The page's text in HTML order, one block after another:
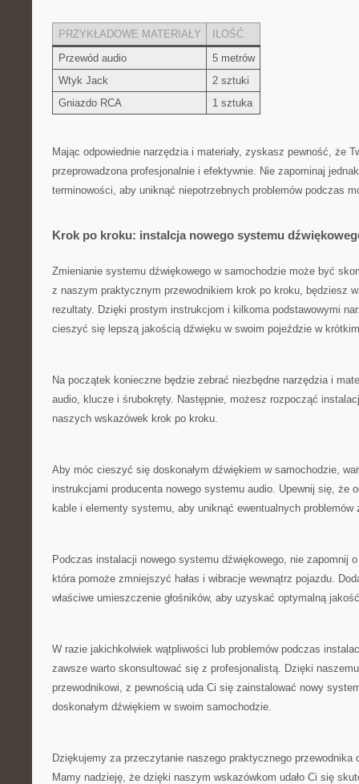
PRZYKŁADOWE MATERIAŁY
ILOŚĆ
Przewód audio
5 metrów
Wtyk Jack
2 sztuki
Gniazdo RCA
1 sztuka
Mając odpowiednie narzędzia i ‌materiały, ⁢zyskasz pewność,⁤ że
przeprowadzona profesjonalnie​ i efektywnie. Nie zapominaj
terminowości, ​aby uniknąć niepotrzebnych problemów podczas
Krok po kroku: instalcja ⁣nowego systemu
Zmienianie systemu dźwiękowego w samochodzie może być
⁤z naszym praktycznym przewodnikiem krok po kroku, będziesz
‍rezultaty. Dzięki⁢ prostym ‍instrukcjom ‌i kilkoma podstawowymi
cieszyć się lepszą jakością dźwięku w ⁣swoim pojeździe w
Na ‌początek konieczne będzie zebrać niezbędne narzędzia i
audio, klucze i ​śrubokręty. Następnie, możesz rozpocząć
naszych wskazówek krok ‌po kroku.
Aby móc cieszyć się doskonałym dźwiękiem w samochodzie,
instrukcjami producenta nowego systemu audio. Upewnij się, że
kable i elementy​ systemu, aby‌ uniknąć ewentualnych problemów
Podczas instalacji nowego systemu dźwiękowego, nie zapomnij
która ‍pomoże zmniejszyć hałas i⁢ wibracje wewnątrz pojazdu.
właściwe umieszczenie głośników, aby uzyskać optymalną
W razie jakichkolwiek wątpliwości lub problemów podczas
zawsze warto skonsultować się z profesjonalistą. Dzięki
przewodnikowi, z pewnością ⁣uda Ci się zainstalować nowy‍
doskonałym dźwiękiem w swoim samochodzie.
Dziękujemy za przeczytanie naszego praktycznego przewodnika
Mamy nadzieję, że dzięki naszym wskazówkom udało​ Ci się